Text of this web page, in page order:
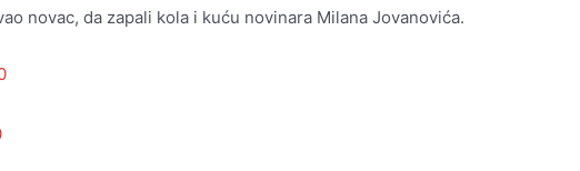
novac, da zapali kola i kuću novinara Milana Jovanovića.